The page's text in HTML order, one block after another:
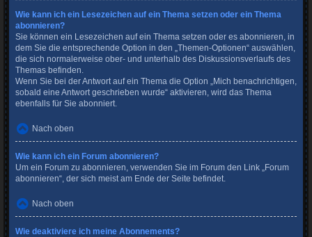
Wie kann ich ein Lesezeichen auf ein Thema setzen oder ein Thema
abonnieren?
Sie können ein Lesezeichen auf ein Thema setzen oder es abonnieren, in
dem Sie die entsprechende Option in den „Themen-Optionen“ auswählen,
die sich normalerweise ober- und unterhalb des Diskussionsverlaufs des
Themas befinden.
Wenn Sie bei der Antwort auf ein Thema die Option „Mich benachrichtigen,
sobald eine Antwort geschrieben wurde“ aktivieren, wird das Thema
ebenfalls für Sie abonniert.
Nach oben
Wie kann ich ein Forum abonnieren?
Um ein Forum zu abonnieren, verwenden Sie im Forum den Link „Forum
abonnieren“, der sich meist am Ende der Seite befindet.
Nach oben
Wie deaktiviere ich meine Abonnements?